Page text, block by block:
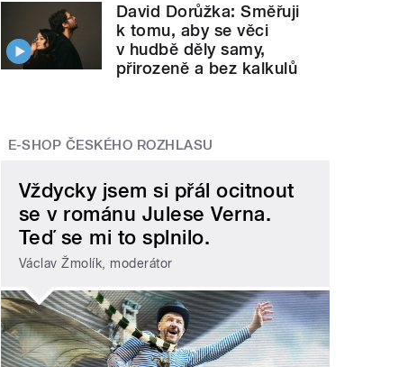
David Dorůžka: Směřuji
k tomu, aby se věci
v hudbě děly samy,
přirozeně a bez kalkulů
E-SHOP ČESKÉHO ROZHLASU
Vždycky jsem si přál ocitnout
se v románu Julese Verna.
Teď se mi to splnilo.
Václav Žmolík, moderátor